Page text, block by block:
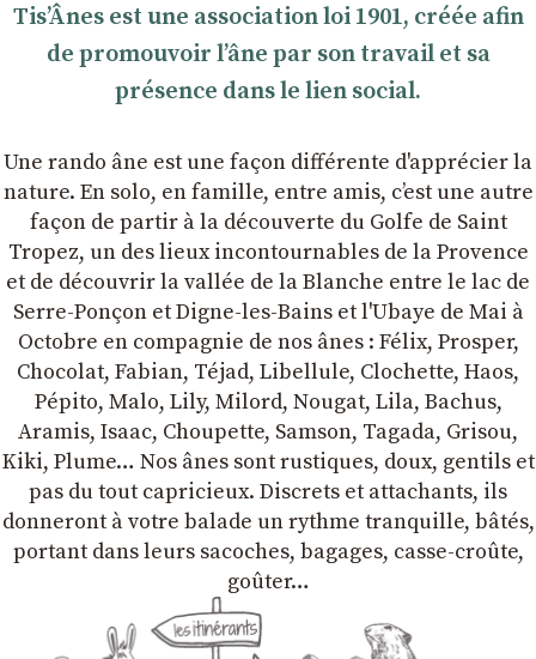
TisʼÂnes est une association loi 1901, créée afin
de promouvoir lʼâne par son travail et sa
présence dans le lien social.
Une rando âne est une façon différente d'apprécier la
nature. En solo, en famille, entre amis, cʼest une autre
façon de partir à la découverte du Golfe de Saint
Tropez, un des lieux incontournables de la Provence
et de découvrir la vallée de la Blanche entre le lac de
Serre-Ponçon et Digne-les-Bains et l'Ubaye de Mai à
Octobre en compagnie de nos ânes : Félix, Prosper,
Chocolat, Fabian, Téjad, Libellule, Clochette, Haos,
Pépito, Malo, Lily, Milord, Nougat, Lila, Bachus,
Aramis, Isaac, Choupette, Samson, Tagada, Grisou,
Kiki, Plume… Nos ânes sont rustiques, doux, gentils et
pas du tout capricieux. Discrets et attachants, ils
donneront à votre balade un rythme tranquille, bâtés,
portant dans leurs sacoches, bagages, casse-croûte,
goûter…